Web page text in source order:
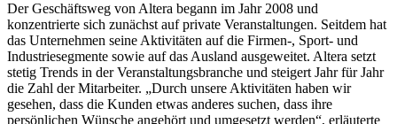
Der Geschäftsweg von Altera begann im Jahr 2008 und
konzentrierte sich zunächst auf private Veranstaltungen. Seitdem hat
das Unternehmen seine Aktivitäten auf die Firmen-, Sport- und
Industriesegmente sowie auf das Ausland ausgeweitet. Altera setzt
stetig Trends in der Veranstaltungsbranche und steigert Jahr für Jahr
die Zahl der Mitarbeiter. „Durch unsere Aktivitäten haben wir
gesehen, dass die Kunden etwas anderes suchen, dass ihre
persönlichen Wünsche angehört und umgesetzt werden“, erläuterte